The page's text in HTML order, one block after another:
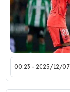
2025/12/07 - 00:23